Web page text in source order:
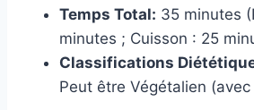
Temps Total: 35 minutes
minutes ; Cuisson : 25
Classifications
Peut être Végétalien (avec